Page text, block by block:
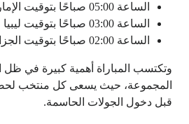
الساعة 05:00 صباحًا بتوقيت الإمارات وسلطنة عمان.
الساعة 03:00 صباحًا بتوقيت ليبيا والسودان.
الساعة 02:00 صباحًا بتوقيت الجزائر وتونس والمغرب.
وتكتسب المباراة أهمية كبيرة في ظل
المجموعة، حيث يسعى كل منتخب
قبل دخول الجولات الحاسمة.